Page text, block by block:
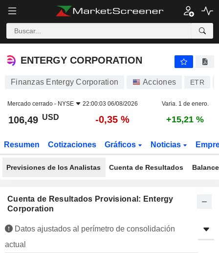
ENTERGY CORPORATION
ENTERGY CORPORATION
Finanzas Entergy Corporation Acciones ETR
Mercado cerrado - NYSE 22:00:03 06/08/2026 Varia. 1 de enero.
106,49 USD -0,35 % +15,21 %
Resumen Cotizaciones Gráficos Noticias
Previsiones de los Analistas Cuenta de Resultados Balance
Cuenta de Resultados Provisional: Entergy
Corporation
Datos ajustados al perímetro de consolidación
actual